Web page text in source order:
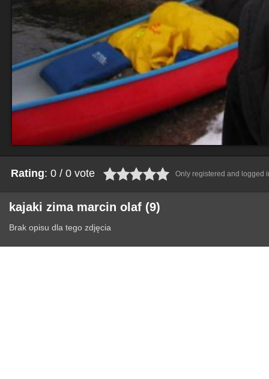
Rating: 0 / 0 vote Only registered and logged
kajaki zima marcin olaf (9)
Brak opisu dla tego zdjęcia